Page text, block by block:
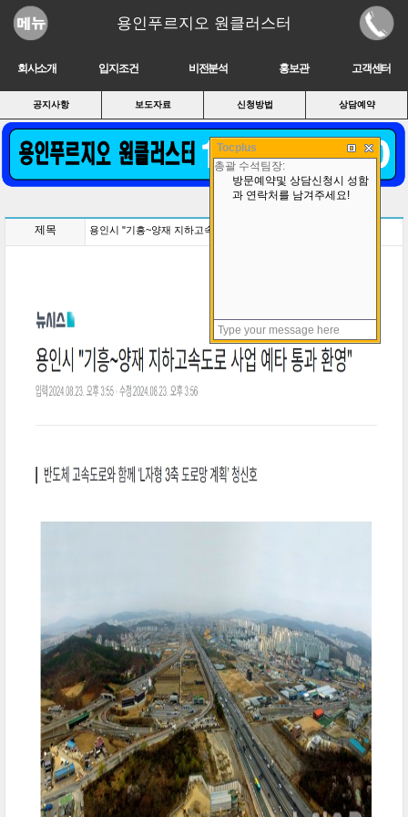
용인푸르지오 원클러스터
회사소개 입지조건 비전분석 홍보관 고객센터
공지사항 보도자료 신청방법 상담예약
제목 용인시 "기흥~양재 지하고속도로 사업 예타 통과 환영"
Tocplus